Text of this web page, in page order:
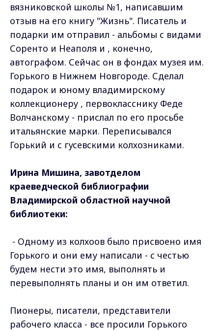
вязниковской школы №1, написавшим
отзыв на его книгу "Жизнь". Писатель и
подарки им отправил - альбомы с видами
Соренто и Неаполя и , конечно,
автографом. Сейчас он в фондах музея им.
Горького в Нижнем Новгороде. Сделал
подарок и юному владимирскому
коллекционеру , первокласснику Феде
Волчанскому - прислал по его просьбе
итальянские марки. Переписывался
Горький и с гусевскими колхозниками.
Ирина Мишина, завотделом
краеведческой библиографии
Владимирской областной научной
библиотеки:
- Одному из колхоов было присвоено имя
Горького и они ему написали - с честью
будем нести это имя, выполнять и
перевыполнять планы и он им ответил.
Пионеры, писатели, представители
рабочего класса - все просили Горького